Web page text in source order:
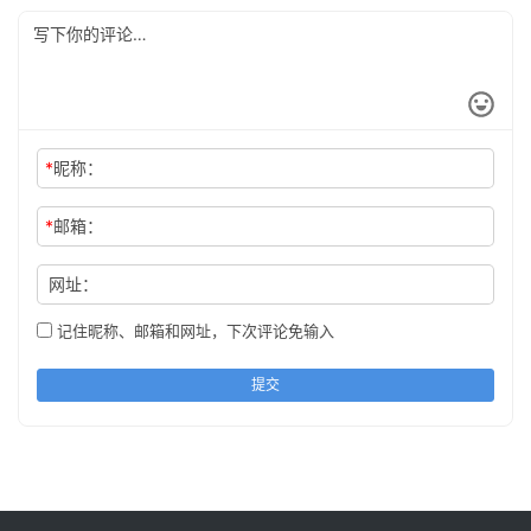
*昵称：
*邮箱：
网址：
记住昵称、邮箱和网址，下次评论免输入
提交